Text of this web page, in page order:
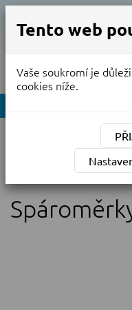
Prodej nových
Tento web
Vaše soukromí je
cookies níže.